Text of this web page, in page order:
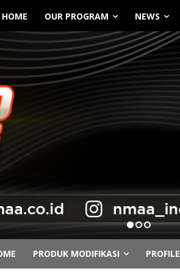
HOME OUR PROGRAM NEWS
PRODUK MODIFIKASI PROFILE